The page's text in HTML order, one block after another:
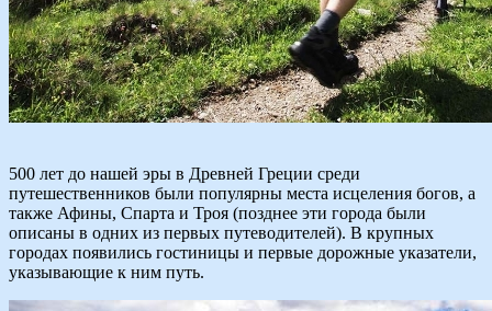
500 лет до нашей эры в Древней Греции среди
путешественников были популярны места исцеления богов, а
также Афины, Спарта и Троя (позднее эти города были
описаны в одних из первых путеводителей). В крупных
городах появились гостиницы и первые дорожные указатели,
указывающие к ним путь.